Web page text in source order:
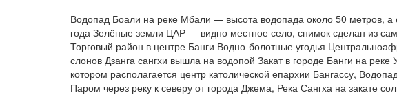
Водопад Боали на реке Мбали — высота водопада около 50 метров, а
года Зелёные земли ЦАР — видно местное село, снимок сделан из
Торговый район в центре Банги Водно-болотные угодья
слонов Дзанга сангхи вышла на водопой Закат в городе Банги на
котором располагается центр католической епархии Бангассу,
Паром через реку к северу от города Джема, Река Сангха на закате